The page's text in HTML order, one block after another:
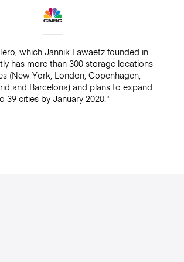
which Jannik Lawaetz founded in
has more than 300 storage locations
(New York, London, Copenhagen,
and Barcelona) and plans to expand
39 cities by January 2020."